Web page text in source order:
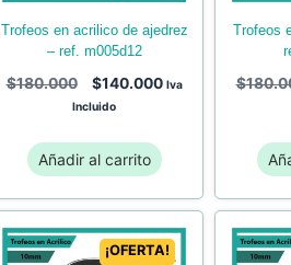
trofeos en acrilico de ajedrez
– ref. m005d12
$180.000 $140.000 Iva
Incluido
Añadir al carrito
trofeos en acrilico de billar –
$
¡OFERTA!